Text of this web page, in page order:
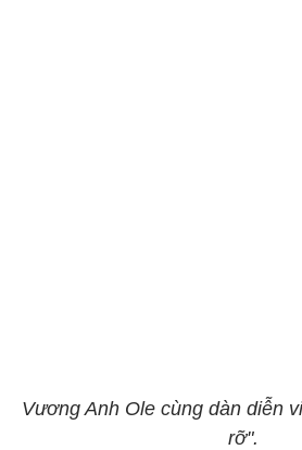
Vương Anh Ole cùng dàn diễn
rỡ".